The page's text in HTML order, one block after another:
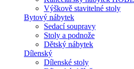
Výškově stavitelné stoly
Bytový nábytek
Sedací soupravy
Stoly a podnože
Dětský nábytek
Dílenský
Dílenské stoly